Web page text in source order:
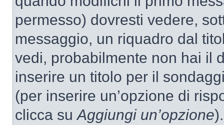
permesso) dovresti vedere,
messaggio, un riquadro dal
vedi, probabilmente non hai il
inserire un titolo per il
(per inserire un’opzione di
clicca suAggiungi un’opzione